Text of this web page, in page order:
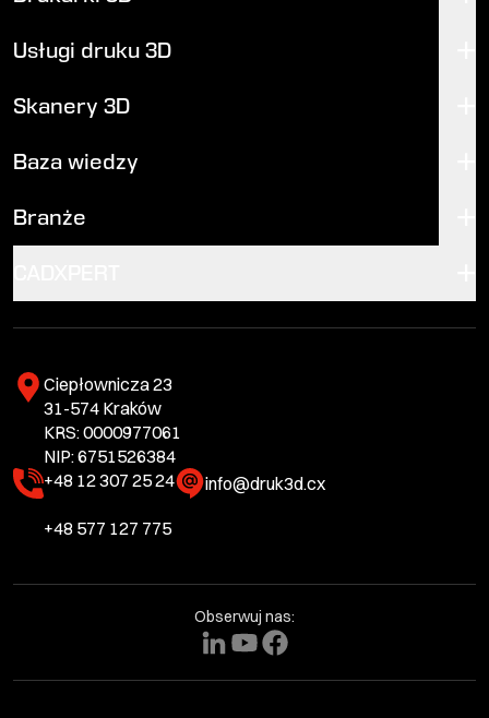
Usługi druku 3D
Skanery 3D
Baza wiedzy
Branże
Ciepłownicza 23
31-574 Kraków
KRS: 0000977061
NIP: 6751526384
+48 12 307 25 24
+48 577 127 775
info@druk3d.cx
Obserwuj nas: